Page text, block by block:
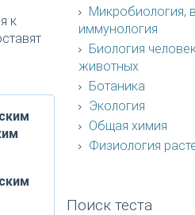
к
Микробиология,
иммунология
Биология
животных
Ботаника
Экология
Общая химия
Физиология
Поиск теста